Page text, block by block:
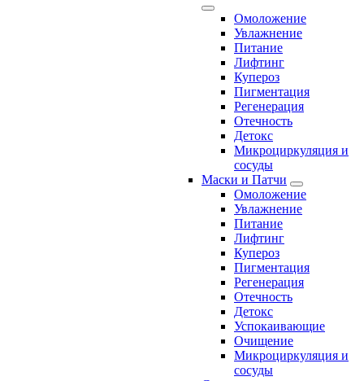
Омоложение
Увлажнение
Питание
Лифтинг
Купероз
Пигментация
Регенерация
Отечность
Детокс
Микроциркуляция и
сосуды
Маски и Патчи
Омоложение
Увлажнение
Питание
Лифтинг
Купероз
Пигментация
Регенерация
Отечность
Детокс
Успокаивающие
Очищение
Микроциркуляция и
сосуды